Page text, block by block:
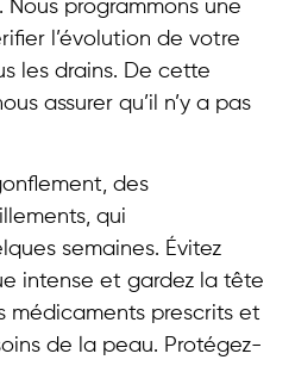
Nous programmons une
l’évolution de votre
les drains. De cette
assurer qu’il n’y a pas
des
qui
semaines. Évitez
intense et gardez la tête
médicaments prescrits et
de la peau. Protégez-